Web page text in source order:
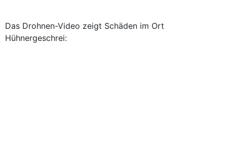
Das Drohnen-Video zeigt Schäden im Ort
Hühnergeschrei: